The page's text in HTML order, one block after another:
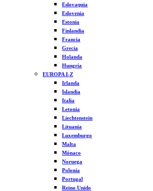
Eslovaquia
Eslovenia
Estonia
Finlandia
Francia
Grecia
Holanda
Hungría
EUROPA I-Z
Irlanda
Islandia
Italia
Letonia
Liechtenstein
Lituania
Luxemburgo
Malta
Mónaco
Noruega
Polonia
Portugal
Reino Unido